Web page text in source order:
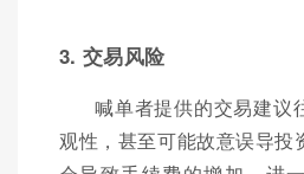
3. 交易风险
喊单者提供的交易建议
观性，甚至可能故意误导投